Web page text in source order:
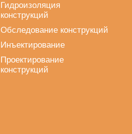
Гидроизоляция
конструкций
Обследование конструкций
Инъектирование
Проектирование
конструкций